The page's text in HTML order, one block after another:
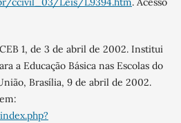
1, de 3 de abril de 2002. Institui
a Educação Básica nas Escolas do
Brasília, 9 de abril de 2002.